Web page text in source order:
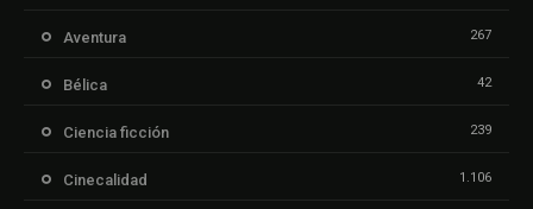
Aventura 267
Bélica 42
Ciencia ficción 239
Cinecalidad 1.106